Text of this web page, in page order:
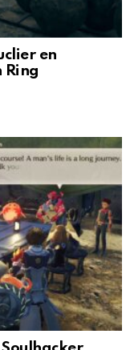
en
Ring